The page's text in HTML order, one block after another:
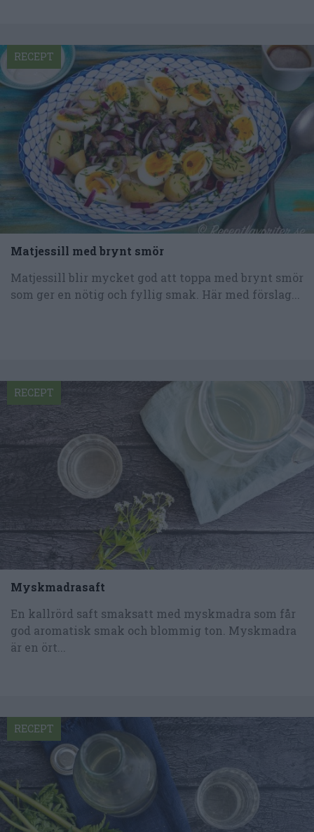
Matjessill med brynt smör
Matjessill blir mycket god att toppa med brynt smör
som ger en nötig och fyllig smak. Här med förslag...
RECEPT
Myskmadrasaft
En kallrörd saft smaksatt med myskmadra som får
god aromatisk smak och blommig ton. Myskmadra
är en ört...
RECEPT
RECEPT